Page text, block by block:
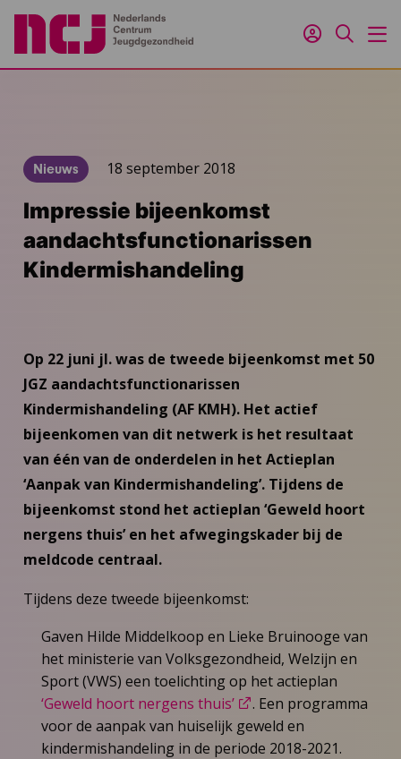
Inloggen
Zoeken
Nieuws 18 september 2018
Impressie bijeenkomst
aandachtsfunctionarissen
Kindermishandeling
Op 22 juni jl. was de tweede bijeenkomst met 50
JGZ aandachtsfunctionarissen
Kindermishandeling (AF KMH). Het actief
bijeenkomen van dit netwerk is het resultaat
van één van de onderdelen in het Actieplan
‘Aanpak van Kindermishandeling’. Tijdens de
bijeenkomst stond het actieplan ‘Geweld hoort
nergens thuis’ en het afwegingskader bij de
meldcode centraal.
Tijdens deze tweede bijeenkomst:
Gaven Hilde Middelkoop en Lieke Bruinooge van
het ministerie van Volksgezondheid, Welzijn en
Sport (VWS) een toelichting op het actieplan
‘Geweld hoort nergens thuis’
. Een programma
voor de aanpak van huiselijk geweld en
kindermishandeling in de periode 2018-2021.